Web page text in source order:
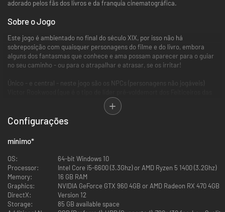
adorado pelos fãs dos livros e da franquia cinematográfica.
Sobre o Jogo
Este jogo é ambientado no final do século XIX, por isso não há
sobreposição com quaisquer personagens do filme e do livro, embora
alguns dos fantasmas que conhece e ama possam aparecer para o guiar
no seu caminho - ou para o atrapalhar e atrasar, se os irritar!
Único - e central - neste jogo são os NPCs (personagens não jogáveis)
Trevas - precursores dos Death Eaters), o Professor Eleazar Fig, que é o
seu professor e aliado, e o deliciosamente maléfico líder rebelde dos
duendes, Ranrok, que não confia em nenhum humano e especialmente
em nenhum feiticeiro!
É um estudante prestes a iniciar o seu quinto ano que se transfere para
Hogwarts a partir de outro lugar, na sequência de um misterioso
acidente. Lentamente emerge que você é o possuidor da chave de um
antigo segredo que poderia dilacerar o mundo feiticeiro.
Ranrok odeia toda a humanidade feiticeira, mas aliou-se a Rookwood
para se apoderar de uma magia antiga. Uma magia antiga tão perigosa
que a magia tentou escondê-la de si mesma - e que você,
Configurações
mínimo*
OS:
64-bit Windows 10
Processor:
Intel Core i5-6600 (3.3Ghz) or AMD Ryzen 5 1400 (3.2Ghz)
Memory:
16 GB RAM
Graphics:
NVIDIA GeForce GTX 960 4GB or AMD Radeon RX 470 4GB
DirectX:
Version 12
Storage:
85 GB available space